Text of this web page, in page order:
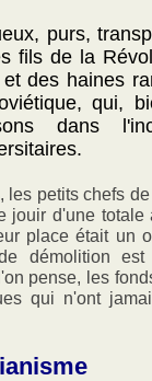
purs,
fils de la
des haines
qui,
dans
les petits chefs
jouir d'une totale
place était un
démolition
pense, les
qui n'ont